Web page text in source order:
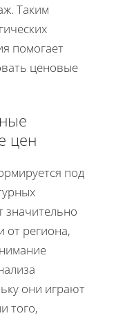
Таким
помогает
ценовые
цен
под
значительно
от региона,
они играют
того,